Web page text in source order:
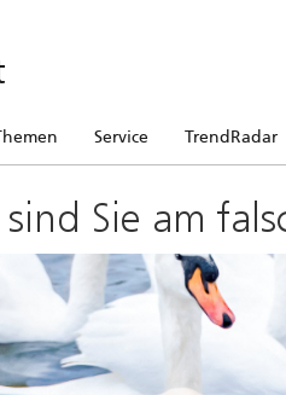
Service TrendRadar
Sie am